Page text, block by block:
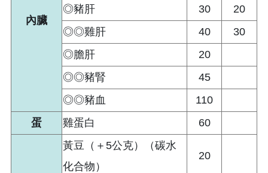
內臟
◎豬肝
30
20
◎◎雞肝
40
30
◎膽肝
20
◎◎豬腎
45
◎◎豬血
110
蛋
雞蛋白 60
黃豆（＋5公克）（碳水
化合物）
20